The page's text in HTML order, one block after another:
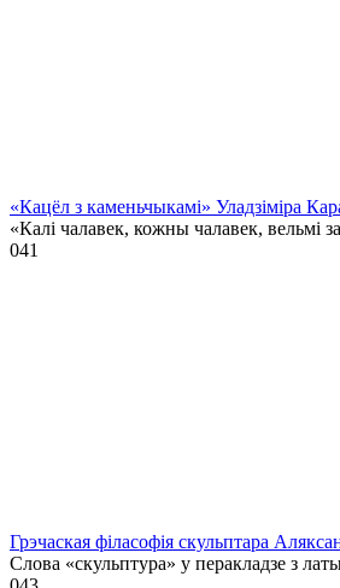
«Кацёл з каменьчыкамі» Уладзіміра
«Калі чалавек, кожны чалавек, вельмі
041
Грэчаская філасофія скульптара
Слова «скульптура» у перакладзе з